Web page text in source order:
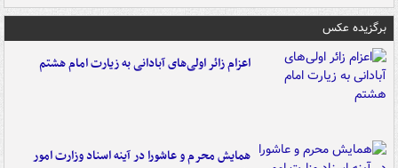
برگزیده عکس
اعزام زائر اولی‌های آبادانی به زیارت امام هشتم
همایش محرم و عاشورا در آینه اسناد وزارت امور